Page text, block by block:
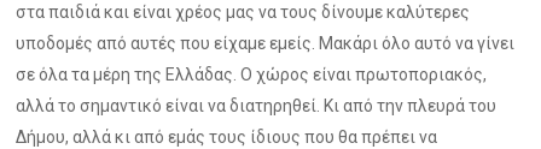
στα παιδιά και είναι χρέος μας να τους δίνουμε καλύτερες
υποδομές από αυτές που είχαμε εμείς. Μακάρι όλο αυτό να γίνει
σε όλα τα μέρη της Ελλάδας. Ο χώρος είναι πρωτοποριακός,
αλλά το σημαντικό είναι να διατηρηθεί. Κι από την πλευρά του
Δήμου, αλλά κι από εμάς τους ίδιους που θα πρέπει να